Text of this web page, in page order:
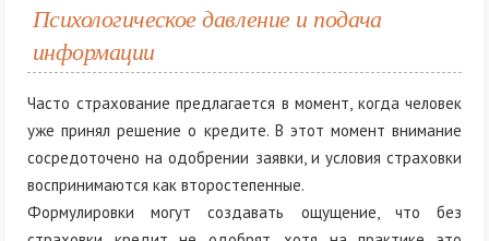
Психологическое давление и подача
информации
Часто страхование предлагается в момент, когда человек
уже принял решение о кредите. В этот момент внимание
сосредоточено на одобрении заявки, и условия страховки
воспринимаются как второстепенные.
Формулировки могут создавать ощущение, что без